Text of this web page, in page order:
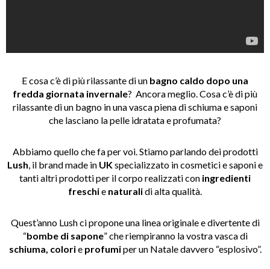
E cosa c’è di più rilassante di un bagno caldo dopo una
fredda giornata invernale? Ancora meglio. Cosa c’è di più
rilassante di un bagno in una vasca piena di schiuma e saponi
che lasciano la pelle idratata e profumata?
Abbiamo quello che fa per voi. Stiamo parlando dei prodotti
Lush, il brand made in UKspecializzato in cosmetici e saponi e
tanti altri prodotti per il corpo realizzati con ingredienti
freschie naturalidi alta qualità.
Quest’anno Lush ci propone una linea originale e divertente di
“bombe di sapone” che riempiranno la vostra vasca di
schiuma, colorieprofumiper un Natale davvero “esplosivo”.